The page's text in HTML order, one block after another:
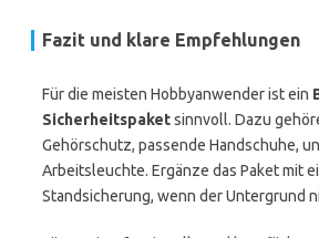
Fazit und klare Empfehlungen
Für die meisten Hobbyanwender ist ein
Sicherheitspaketsinnvoll. Dazu
Gehörschutz, passende Handschuhe,
Arbeitsleuchte. Ergänze das Paket mit
Standsicherung, wenn der Untergrund